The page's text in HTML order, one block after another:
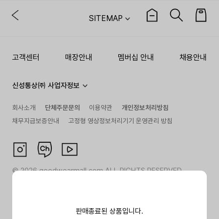
판매종료된 상품입니다.
SITEMAP
고객센터 매장안내 멤버십 안내 채용안내
신성통상㈜ 사업자정보
회사소개 단체주문문의 이용약관
개인정보처리방침
채무지급보증안내
고정형 영상정보처리기기 운영관리 방침
©2026goodwearmall.com ALL RIGHTS RESERVED